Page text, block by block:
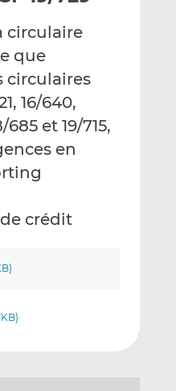
o
circulaire
que
circulaires
16/640,
685 et 19/715,
en
crédit